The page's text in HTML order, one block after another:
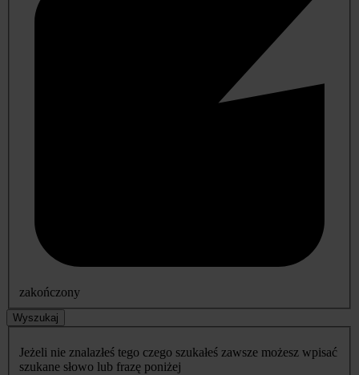
zakończony
Wyszukaj
Jeżeli nie znalazłeś tego czego szukałeś zawsze możesz wpisać
szukane słowo lub frazę poniżej